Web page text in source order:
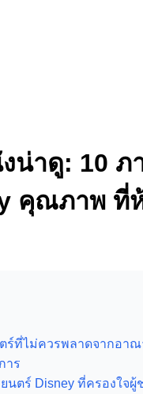
น่าดู: 10 ภ
คุณภาพ ที่
ร์ที่ไม่ควรพลาดจากอาณ
าร
นตร์ Disney ที่ครองใจ